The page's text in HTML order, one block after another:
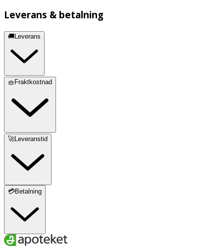
Leverans & betalning
🚚Leverans
🧺Fraktkostnad
🚀Leveranstid
💳Betalning